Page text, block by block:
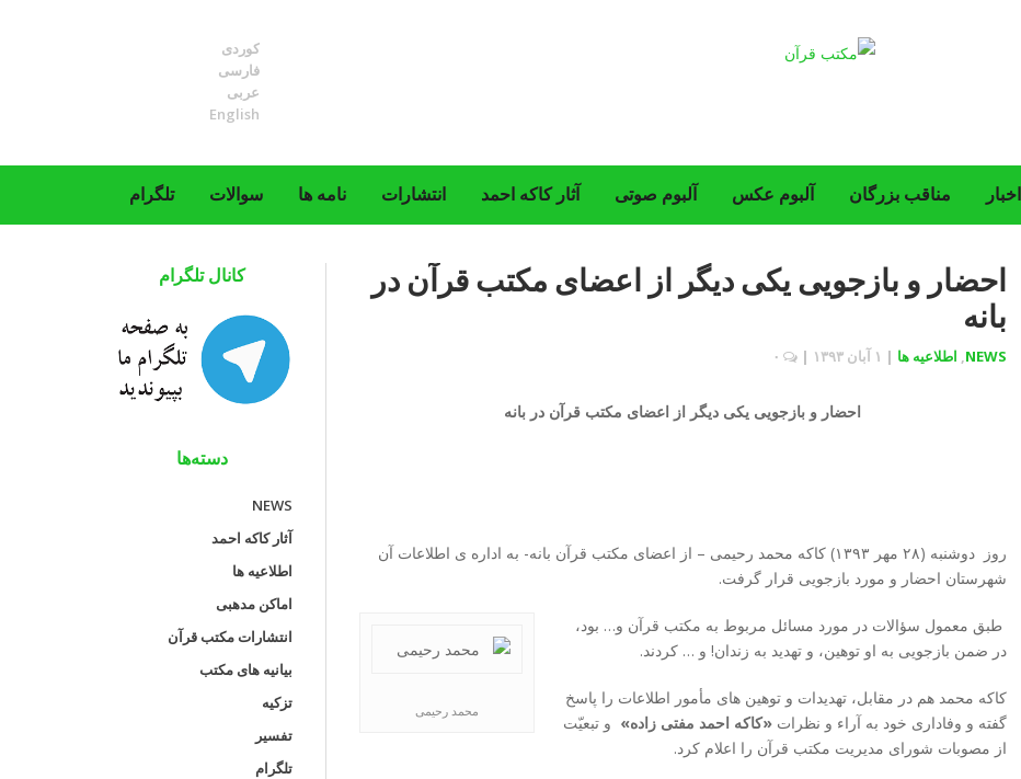
کوردی
فارسی
عربی
English
تلگرام سوالات نامه ها انتشارات آثار کاکه احمد آلبوم صوتی ‌آلبوم عکس مناقب بزرگان اخبار
احضار و بازجویی یکی دیگر از اعضای مکتب قرآن در
بانه
NEWS
, اطلاعیه ها | ۱ آبان ۱۳۹۳ |
احضار و بازجویی یکی دیگر از اعضای مکتب قرآن در بانه
روز دوشنبه (۲۸ مهر ۱۳۹۳) کاکه محمد رحیمی – از اعضای مکتب قرآن بانه- به اداره ی اطلاعات آن
شهرستان احضار و مورد بازجویی قرار گرفت.
محمد رحیمی
طبق معمول سؤالات در مورد مسائل مربوط به مکتب قرآن و… بود،
در ضمن بازجویی به او توهین، و تهدید به زندان! و … کردند.
کاکه محمد هم در مقابل، تهدیدات و توهین های مأمور اطلاعات را پاسخ
گفته و وفاداری خود به آراء و نظرات«کاکه احمد مفتی زاده» و تبعیّت
از مصوبات شورای مدیریت مکتب قرآن را اعلام کرد.
کانال تلگرام
دسته‌ها
NEWS
آثار کاکه احمد
اطلاعیه ها
اماکن مدهبی
انتشارات مکتب قرآن
بیانیه های مکتب
تزکیه
تفسیر
تلگرام